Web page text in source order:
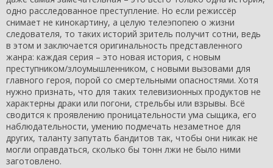
одно расследованное преступление. Но если режиссёр
снимает не кинокартину, а целую телеэпопею о жизни
следователя, то таких историй зритель получит сотни, ведь
в этом и заключается оригинальность представленного
жанра: каждая серия – это новая история, с новым
преступником/злоумышленником, с новыми вызовами для
главного героя, порой со смертельными опасностями. Хотя
нужно признать, что для таких телевизионных продуктов не
характерны драки или погони, стрельбы или взрывы. Всё
сводится к проявлению проницательности ума сыщика, его
наблюдательности, умению подмечать незаметное для
других, таланту запутать бандитов так, чтобы они никак не
могли оправдаться, сколько бы тонн лжи не было ними
заготовлено.